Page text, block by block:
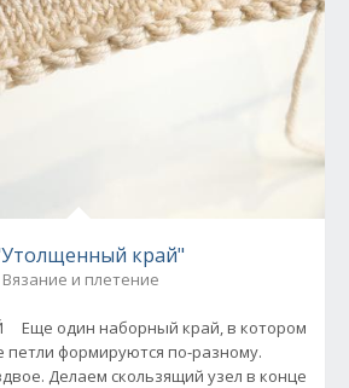
край"
Вязание и плетение
формируются по-разному.
Складываем нить вдвое. Делаем скользящий узел в конце